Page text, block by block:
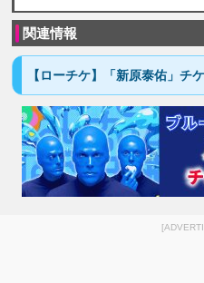
関連情報
【ローチケ】「新原泰佑」チ